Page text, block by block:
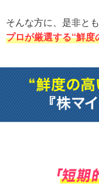
そんな方に、是非と
プロが厳選する“鮮度